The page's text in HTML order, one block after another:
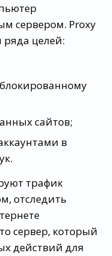
сервером. Proxy
целей:
сайтов;
в
трафик
отследить
сервер, который
действий для